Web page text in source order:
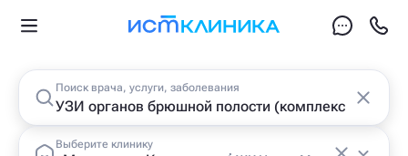
Поиск врача, услуги, заболевания
Выберите клинику